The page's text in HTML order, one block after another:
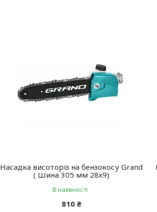
Насадка висоторіз на бензокосу Grand
( Шина 305 мм 28х9)
В наявності
810 ₴